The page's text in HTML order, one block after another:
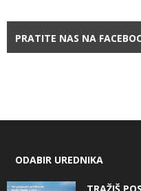
PRATITE NAS NA
ODABIR UREDNIKA
TRAŽIŠ